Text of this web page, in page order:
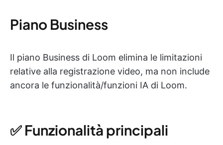
Piano Business
Il piano Business di Loom elimina le limitazioni
relative alla registrazione video, ma non include
ancora le funzionalità/funzioni IA di Loom.
✅ Funzionalità principali